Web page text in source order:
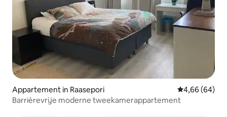
Appartement in Raasepori Gemiddelde
4,66 (64)
Barrièrevrije moderne tweekamerappartement